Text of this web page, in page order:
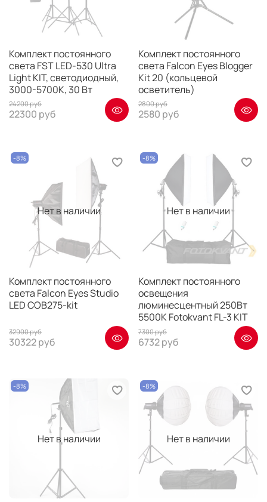
Комплект постоянного
света FST LED-530 Ultra
Light KIT, светодиодный,
3000-5700К, 30 Вт
24200 руб
22300 руб
Комплект постоянного
света Falcon Eyes Blogger
Kit 20 (кольцевой
осветитель)
2800 руб
2580 руб
Нет в наличии
-8%
Комплект постоянного
света Falcon Eyes Studio
LED COB275-kit
32900 руб
30322 руб
Нет в наличии
-8%
Комплект постоянного
освещения
люминесцентный 250Вт
5500К Fotokvant FL-3 KIT
7300 руб
6732 руб
Нет в наличии
-8%
Нет в наличии
-8%